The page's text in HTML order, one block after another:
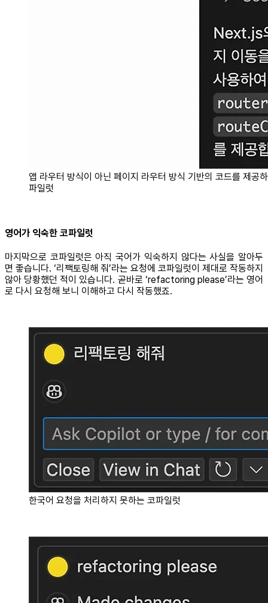
앱 라우터 방식이 아닌 페이지 라우터 방식 기반의 코드를 제공
파일럿
영어가 익숙한 코파일럿
마지막으로 코파일럿은 아직 국어가 익숙하지 않다는 사실을 알아두
면 좋습니다. ‘리팩토링해 줘’라는 요청에 코파일럿이 제대로 작동하지
않아 당황했던 적이 있습니다. 곧바로 ‘refactoring please’라는 영어
로 다시 요청해 보니 이해하고 다시 작동했죠.
한국어 요청을 처리하지 못하는 코파일럿